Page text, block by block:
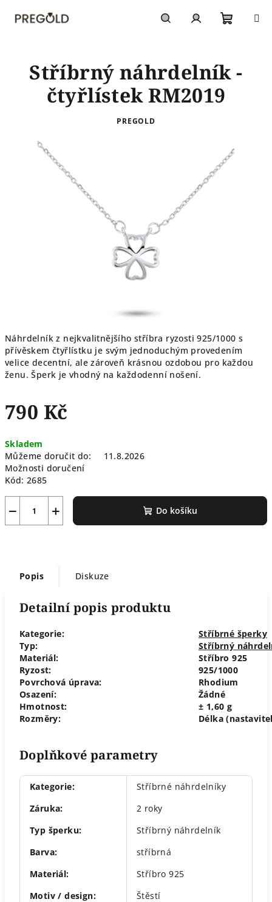
košík
Náhrdelník z nejkvalitnějšího stříbra ryzosti 925/1000 s
přívěskem čtyřlístku je svým jednoduchým provedením
velice decentní, ale zároveň krásnou ozdobou pro každou
ženu. Šperk je vhodný na každodenní nošení.
790 Kč
cena:
Skladem
Můžeme doručit do:
11.8.2026
Možnosti doručení
Kód: 2685
+
− Do košíku
Stříbrný náhrdelník -
čtyřlístek RM2019
PREGOLD
Popis Diskuze
Detailní popis produktu
Kategorie:
Stříbrné šperky
Typ:
Stříbrný
Materiál:
Stříbro 925
Ryzost:
925/1000
Povrchová úprava:
Rhodium
Osazení:
Žádné
Hmotnost:
± 1,60 g
Rozměry:
Délka
Doplňkové parametry
Kategorie:
Stříbrné náhrdelníky
Záruka:
2 roky
Typ šperku:
Stříbrný náhrdelník
Barva:
stříbrná
Materiál:
Stříbro 925
Motiv / design:
Štěstí